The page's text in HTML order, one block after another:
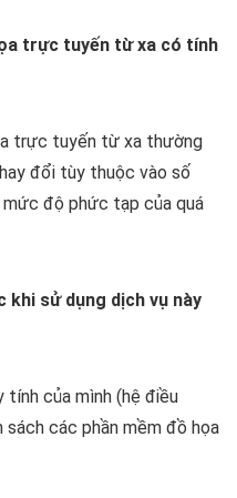
trực tuyến từ xa có tính
trực tuyến từ xa thường
đổi tùy thuộc vào số
độ phức tạp của quá
khi sử dụng dịch vụ này
tính của mình (hệ điều
sách các phần mềm đồ họa